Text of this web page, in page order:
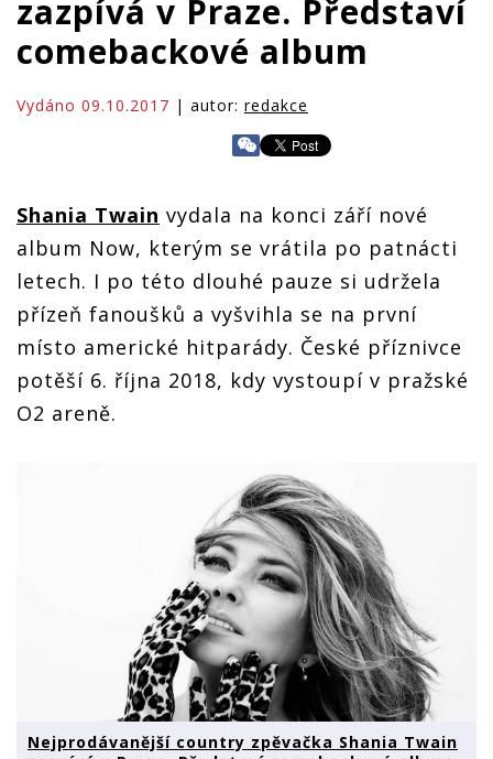
zazpívá v Praze. Představí
comebackové album
Vydáno 09.10.2017 | autor: redakce
Shania Twain vydala na konci září nové
album Now, kterým se vrátila po patnácti
letech. I po této dlouhé pauze si udržela
přízeň fanoušků a vyšvihla se na první
místo americké hitparády. České příznivce
potěší 6. října 2018, kdy vystoupí v pražské
O2 areně.
Nejprodávanější country zpěvačka Shania Twain